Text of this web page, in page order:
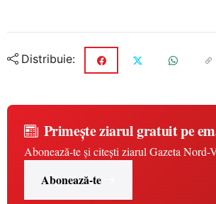
Distribuie:
Primește ziarul gratuit pe
Abonează-te și citești ziarul Gazeta Nord-
Abonează-te